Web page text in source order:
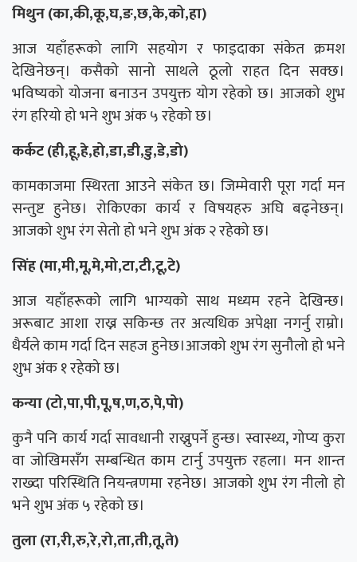
मिथुन (का,की,कू,घ,ङ,छ,के,को,हा)
आज यहाँहरूको लागि सहयोग र फाइदाका संकेत क्रमश
देखिनेछन्। कसैको सानो साथले ठूलो राहत दिन सक्छ।
भविष्यको योजना बनाउन उपयुक्त योग रहेको छ। आजको शुभ
रंग हरियो हो भने शुभ अंक ५ रहेको छ।
कर्कट (ही,हू,हे,हो,डा,डी,डु,डे,डो)
कामकाजमा स्थिरता आउने संकेत छ। जिम्मेवारी पूरा गर्दा मन
सन्तुष्ट हुनेछ। रोकिएका कार्य र विषयहरु अघि बढ्नेछन्।
आजको शुभ रंग सेतो हो भने शुभ अंक २ रहेको छ।
सिंह (मा,मी,मू,मे,मो,टा,टी,टू,टे)
आज यहाँहरूको लागि भाग्यको साथ मध्यम रहने देखिन्छ।
अरूबाट आशा राख्न सकिन्छ तर अत्यधिक अपेक्षा नगर्नु राम्रो।
धैर्यले काम गर्दा दिन सहज हुनेछ।आजको शुभ रंग सुनौलो हो भने
शुभ अंक १ रहेको छ।
कन्या (टो,पा,पी,पू,ष,ण,ठ,पे,पो)
कुनै पनि कार्य गर्दा सावधानी राख्नुपर्ने हुन्छ। स्वास्थ्य, गोप्य कुरा
वा जोखिमसँग सम्बन्धित काम टार्नु उपयुक्त रहला। मन शान्त
राख्दा परिस्थिति नियन्त्रणमा रहनेछ। आजको शुभ रंग नीलो हो
भने शुभ अंक ५ रहेको छ।
तुला (रा,री,रु,रे,रो,ता,ती,तू,ते)